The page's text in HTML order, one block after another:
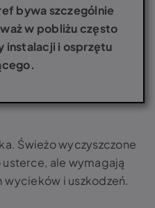
bywa szczególnie
w pobliżu często
instalacji i osprzętu
Świeżo wyczyszczone
ale wymagają
i uszkodzeń.